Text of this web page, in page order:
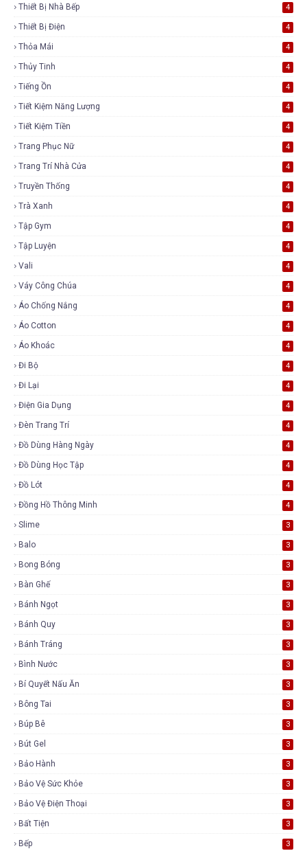
Thiết Bị Nhà Bếp 4
Thiết Bị Điện 4
Thỏa Mái 4
Thủy Tinh 4
Tiếng Ồn 4
Tiết Kiệm Năng Lượng 4
Tiết Kiệm Tiền 4
Trang Phục Nữ 4
Trang Trí Nhà Cửa 4
Truyền Thống 4
Trà Xanh 4
Tập Gym 4
Tập Luyện 4
Vali 4
Váy Công Chúa 4
Áo Chống Nắng 4
Áo Cotton 4
Áo Khoác 4
Đi Bộ 4
Đi Lại 4
Điện Gia Dụng 4
Đèn Trang Trí 4
Đồ Dùng Hàng Ngày 4
Đồ Dùng Học Tập 4
Đồ Lót 4
Đồng Hồ Thông Minh 4
Slime 3
Balo 3
Bong Bóng 3
Bàn Ghế 3
Bánh Ngọt 3
Bánh Quy 3
Bánh Tráng 3
Bình Nước 3
Bí Quyết Nấu Ăn 3
Bông Tai 3
Búp Bê 3
Bút Gel 3
Bảo Hành 3
Bảo Vệ Sức Khỏe 3
Bảo Vệ Điện Thoại 3
Bất Tiện 3
Bếp 3